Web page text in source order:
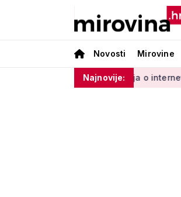
Novosti Mirovine
Najnovije:
Od učenja o internet